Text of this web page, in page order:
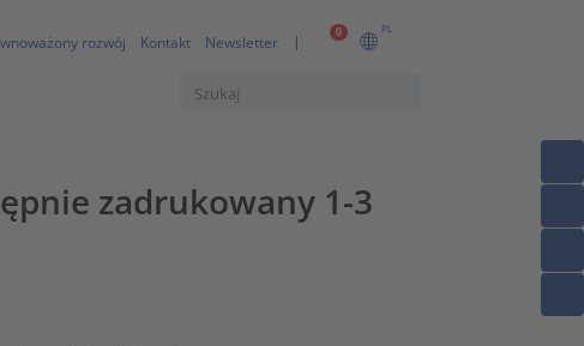
0 PL
rozwój Kontakt Newsletter
zadrukowany 1-3